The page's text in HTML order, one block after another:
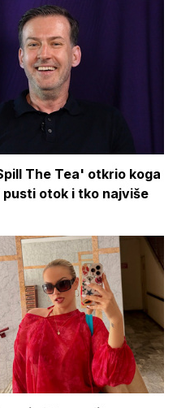
The Tea' otkrio koga
otok i tko najviše